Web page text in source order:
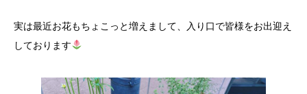
実は最近お花もちょこっと増えまして、入り口で皆様をお出迎え
しております